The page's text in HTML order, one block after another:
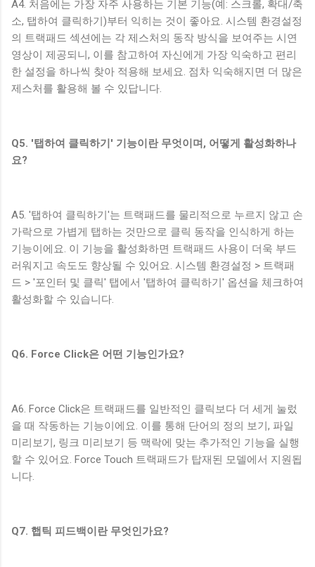
A4. 처음에는 가장 자주 사용하는 기본 기능(예: 스크롤, 확대/축
소, 탭하여 클릭하기)부터 익히는 것이 좋아요. 시스템 환경설정
의 트랙패드 섹션에는 각 제스처의 동작 방식을 보여주는 시연
영상이 제공되니, 이를 참고하여 자신에게 가장 익숙하고 편리
한 설정을 하나씩 찾아 적용해 보세요. 점차 익숙해지면 더 많은
제스처를 활용해 볼 수 있답니다.
Q5. '탭하여 클릭하기' 기능이란 무엇이며, 어떻게 활성화하나
요?
A5. '탭하여 클릭하기'는 트랙패드를 물리적으로 누르지 않고 손
가락으로 가볍게 탭하는 것만으로 클릭 동작을 인식하게 하는
기능이에요. 이 기능을 활성화하면 트랙패드 사용이 더욱 부드
러워지고 속도도 향상될 수 있어요. 시스템 환경설정 > 트랙패
드 > '포인터 및 클릭' 탭에서 '탭하여 클릭하기' 옵션을 체크하여
활성화할 수 있습니다.
Q6. Force Click은 어떤 기능인가요?
A6. Force Click은 트랙패드를 일반적인 클릭보다 더 세게 눌렀
을 때 작동하는 기능이에요. 이를 통해 단어의 정의 보기, 파일
미리보기, 링크 미리보기 등 맥락에 맞는 추가적인 기능을 실행
할 수 있어요. Force Touch 트랙패드가 탑재된 모델에서 지원됩
니다.
Q7. 햅틱 피드백이란 무엇인가요?